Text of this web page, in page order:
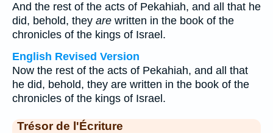
And the rest of the acts of Pekahiah, and all that he
did, behold, they are written in the book of the
chronicles of the kings of Israel.
English Revised Version
Now the rest of the acts of Pekahiah, and all that
he did, behold, they are written in the book of the
chronicles of the kings of Israel.
Trésor de l'Écriture